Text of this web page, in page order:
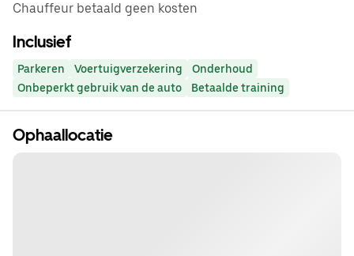
Chauffeur betaald geen kosten
Inclusief
Parkeren Voertuigverzekering
Onderhoud
Onbeperkt gebruik van de auto
Betaalde training
Ophaallocatie